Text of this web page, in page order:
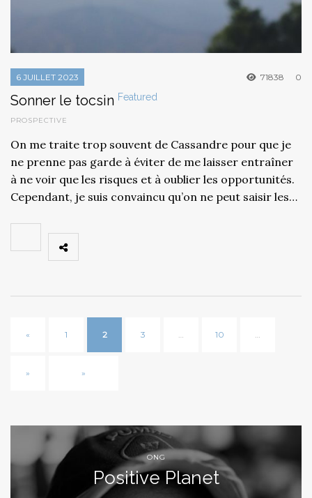
6 JUILLET 2023 71838 0
Sonner le tocsin Featured
PROSPECTIVE
On me traite trop souvent de Cassandre pour que je
ne prenne pas garde à éviter de me laisser entraîner
à ne voir que les risques et à oublier les opportunités.
Cependant, je suis convaincu qu’on ne peut saisir les…
« 1 2 3 10
» »
ONG
Positive Planet